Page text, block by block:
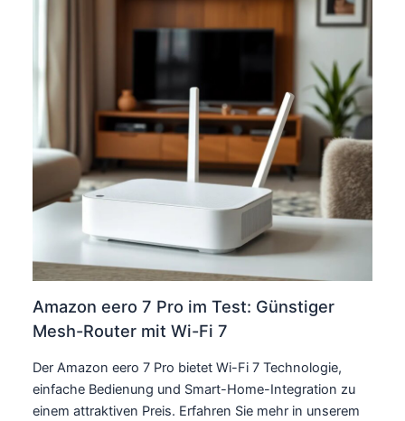
Amazon eero 7 Pro im Test: Günstiger
Mesh-Router mit Wi-Fi 7
Der Amazon eero 7 Pro bietet Wi-Fi 7 Technologie,
einfache Bedienung und Smart-Home-Integration zu
einem attraktiven Preis. Erfahren Sie mehr in unserem